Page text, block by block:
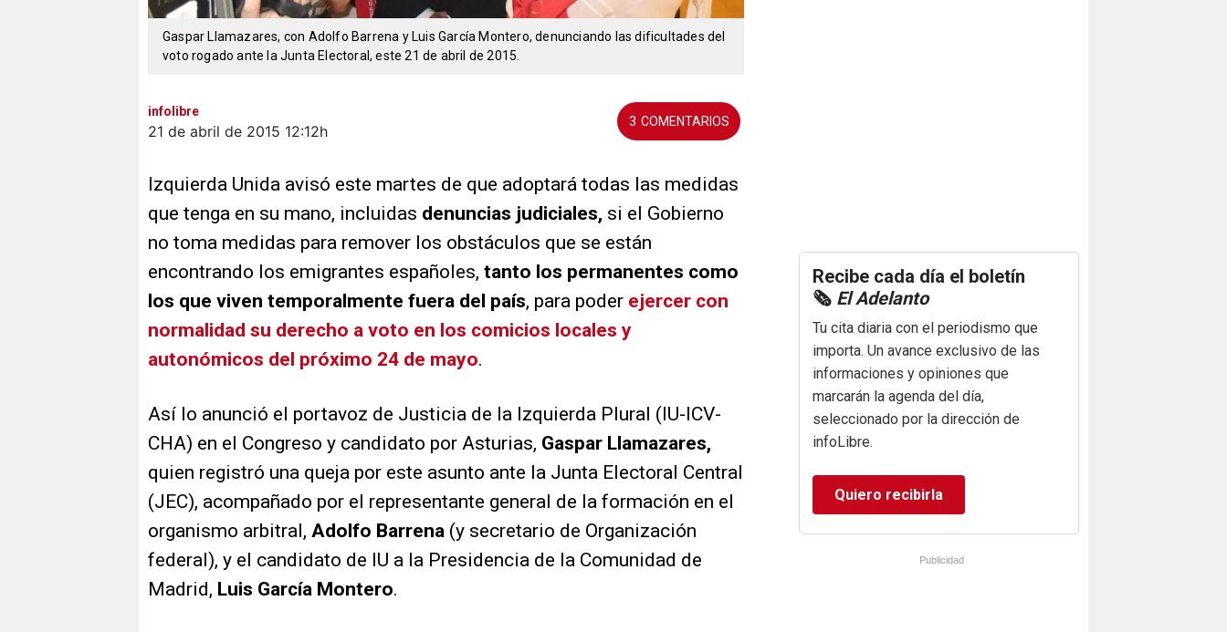
Gaspar Llamazares, con Adolfo Barrena y Luis García Montero, denunciando las dificultades del
voto rogado ante la Junta Electoral, este 21 de abril de 2015.
infolibre
21 de abril de 2015 12:12h
3
Izquierda Unida avisó este martes de que adoptará todas las medidas
que tenga en su mano, incluidas denuncias judiciales, si el Gobierno
no toma medidas para remover los obstáculos que se están
encontrando los emigrantes españoles, tanto los permanentes como
los que viven temporalmente fuera del país, para poder ejercer con
normalidad su derecho a voto en los comicios locales y
autonómicos del próximo 24 de mayo.
Así lo anunció el portavoz de Justicia de la Izquierda Plural (IU-ICV-
CHA) en el Congreso y candidato por Asturias, Gaspar Llamazares,
quien registró una queja por este asunto ante la Junta Electoral Central
(JEC), acompañado por el representante general de la formación en el
organismo arbitral, Adolfo Barrena (y secretario de Organización
federal), y el candidato de IU a la Presidencia de la Comunidad de
Madrid, Luis García Montero.
Recibe cada día el boletín
🗞️ El Adelanto
Tu cita diaria con el periodismo que
importa. Un avance exclusivo de las
informaciones y opiniones que
marcarán la agenda del día,
seleccionado por la dirección de
infoLibre.
Quiero recibirla
Publicidad